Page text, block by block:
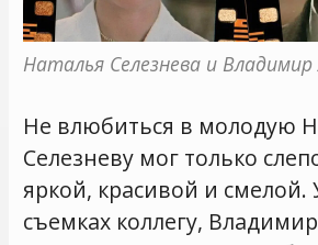
Наталья Селезнева и Владимир
Не влюбиться в молодую
Селезневу мог только
яркой, красивой и смелой.
съемках коллегу,